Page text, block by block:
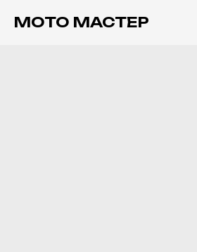
МОТО МАСТЕР